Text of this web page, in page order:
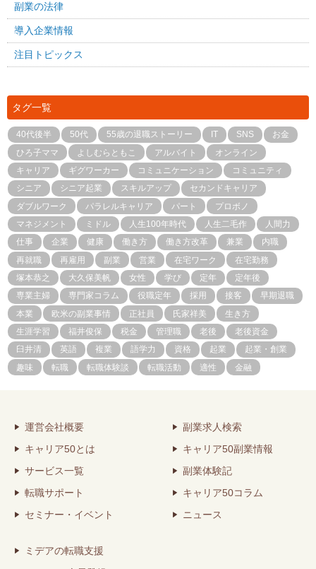
副業の法律
導入企業情報
注目トピックス
タグ一覧
40代後半 50代 55歳の退職ストーリー IT SNS
お金
ひろ子ママ
よしむらともこ アルバイト
オンライン
キャリア
ギグワーカー コミュニケーション
コミュニティ
シニア
シニア起業 スキルアップ
セカンドキャリア
ダブルワーク
パラレルキャリア パート
プロボノ
マネジメント
ミドル 人生100年時代 人生二毛作
人間力
仕事
企業 健康 働き方 働き方改革 兼業
内職
再就職
再雇用 副業 営業 在宅ワーク
在宅勤務
塚本恭之
大久保美帆 女性 学び 定年
定年後
専業主婦
専門家コラム 役職定年 採用 接客
早期退職
本業
欧米の副業事情 正社員 氏家祥美
生き方
生涯学習
福井俊保 税金 管理職 老後
老後資金
臼井清
英語 複業 語学力 資格 起業
起業・創業
趣味
転職 転職体験談 転職活動 適性 金融
運営会社概要
キャリア50とは
サービス一覧
転職サポート
セミナー・イベント
副業求人検索
キャリア50副業情報
副業体験記
キャリア50コラム
ニュース
ミデアの転職支援